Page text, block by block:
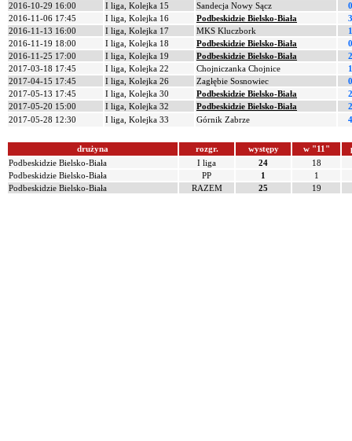
2016-10-29 16:00
I liga, Kolejka 15 Sandecja Nowy Sącz
2016-11-06 17:45
I liga, Kolejka 16 Podbeskidzie Bielsko-Biała
2016-11-13 16:00
I liga, Kolejka 17 MKS Kluczbork
2016-11-19 18:00
I liga, Kolejka 18 Podbeskidzie Bielsko-Biała
2016-11-25 17:00
I liga, Kolejka 19 Podbeskidzie Bielsko-Biała
2017-03-18 17:45
I liga, Kolejka 22 Chojniczanka Chojnice
2017-04-15 17:45
I liga, Kolejka 26 Zagłębie Sosnowiec
2017-05-13 17:45
I liga, Kolejka 30 Podbeskidzie Bielsko-Biała
2017-05-20 15:00
I liga, Kolejka 32 Podbeskidzie Bielsko-Biała
2017-05-28 12:30
I liga, Kolejka 33 Górnik Zabrze
drużyna rozgr. występy w "11"
Podbeskidzie Bielsko-Biała
I liga 24
18
Podbeskidzie Bielsko-Biała
PP 1
1
Podbeskidzie Bielsko-Biała
RAZEM 25 19